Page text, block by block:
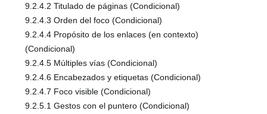
9.2.4.2 Titulado de páginas (Condicional)
9.2.4.3 Orden del foco (Condicional)
9.2.4.4 Propósito de los enlaces (en contexto)
(Condicional)
9.2.4.5 Múltiples vías (Condicional)
9.2.4.6 Encabezados y etiquetas (Condicional)
9.2.4.7 Foco visible (Condicional)
9.2.5.1 Gestos con el puntero (Condicional)